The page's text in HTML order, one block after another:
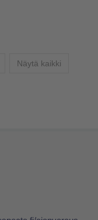
SeuraavaNäytä kaikki